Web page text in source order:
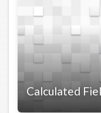
Calculated